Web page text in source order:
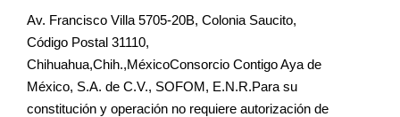
Av. Francisco Villa 5705-20B, Colonia Saucito,
Código Postal 31110,
Chihuahua,Chih.,MéxicoConsorcio Contigo Aya de
México, S.A. de C.V., SOFOM, E.N.R.Para su
constitución y operación no requiere autorización de